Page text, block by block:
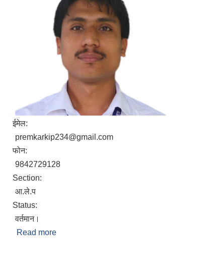
ईमेल:
premkarkip234@gmail.com
फोन:
9842729128
Section:
आ.ले.प
Status:
वर्तमान।
Read more